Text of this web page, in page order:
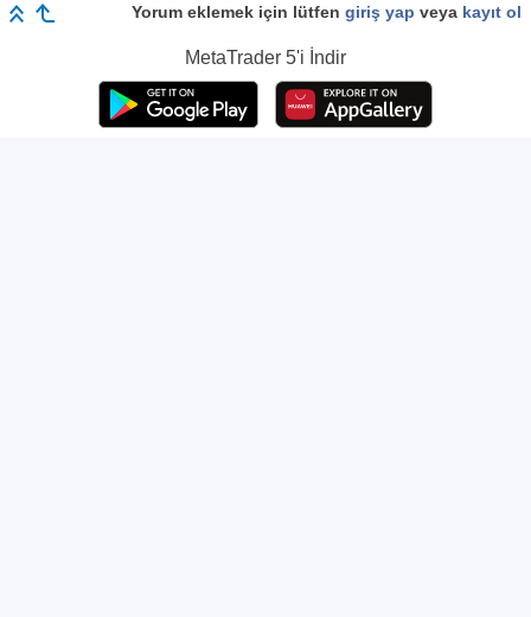
Yorum eklemek için lütfen giriş yap veya kayıt ol
MetaTrader 5'i İndir